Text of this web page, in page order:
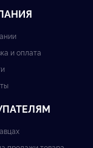
и оплата